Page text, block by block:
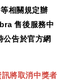
相關規定辦
售後服務中
公告於官方網
將取消中獎者